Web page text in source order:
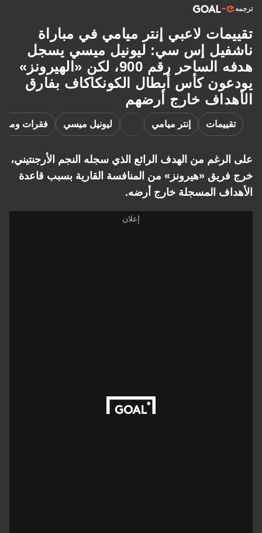
ترجمه
تقييمات لاعبي إنتر ميامي في مباراة
ناشفيل إس سي: ليونيل ميسي يسجل
هدفه الساحر رقم 900، لكن «الهيرونز»
يودعون كأس أبطال الكونكاكاف بفارق
الأهداف خارج أرضهم
تقييمات إنتر ميامي ليونيل ميسي فقرات
على الرغم من الهدف الرائع الذي سجله النجم الأرجنتيني،
خرج فريق «هيرونز» من المنافسة القارية بسبب قاعدة
الأهداف المسجلة خارج أرضه.